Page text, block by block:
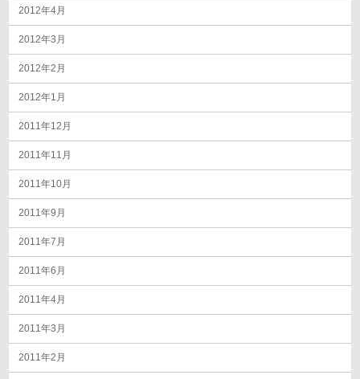
2012年4月
2012年3月
2012年2月
2012年1月
2011年12月
2011年11月
2011年10月
2011年9月
2011年7月
2011年6月
2011年4月
2011年3月
2011年2月